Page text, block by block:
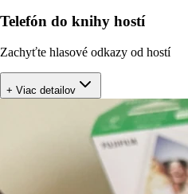
Telefón do knihy hostí
Zachyťte hlasové odkazy od hostí
+ Viac detailov